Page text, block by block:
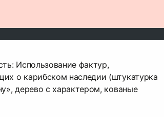
Использование фактур,
о карибском наследии (штукатурка
дерево с характером, кованые